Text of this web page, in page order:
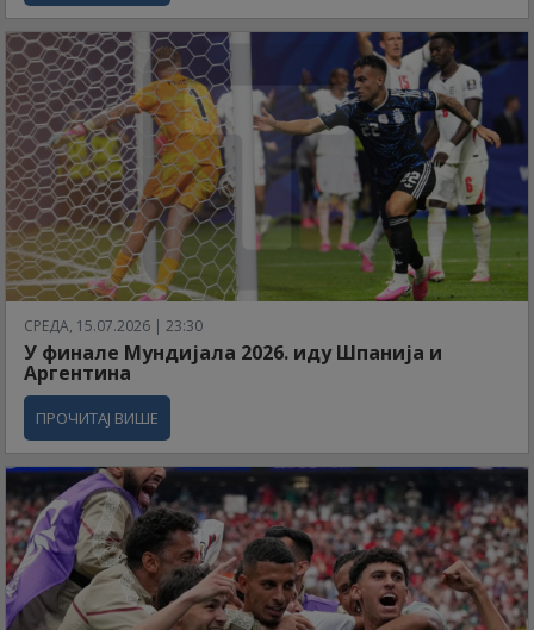
СРЕДА, 15.07.2026 | 23:30
У финале Мундијала 2026. иду Шпанија и
Аргентина
ПРОЧИТАЈ ВИШЕ